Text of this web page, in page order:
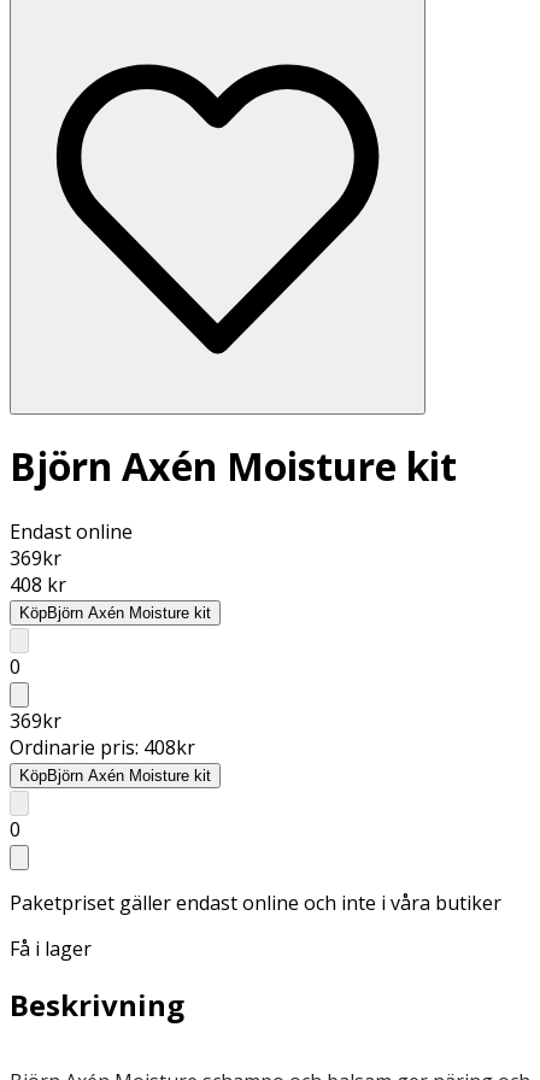
Björn Axén Moisture kit
Endast online
369kr
408 kr
KöpBjörn Axén Moisture kit
0
369kr
Ordinarie pris: 408kr
KöpBjörn Axén Moisture kit
0
Paketpriset gäller endast online och inte i våra butiker
Få i lager
Beskrivning